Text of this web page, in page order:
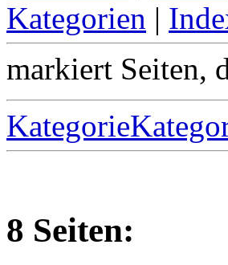
Kategorien |
markiert Seiten,
8 Seiten: